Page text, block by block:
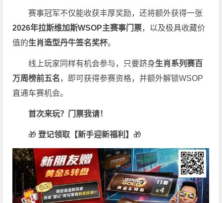
赛事冠军不仅能收获丰厚奖励，还将额外获得一张
2026年拉斯维加斯WSOP主赛事门票，以及极具收藏价
值的生肖造型丹牛签名奖杯。
线上玩家同样有机会参与，只要跻身生肖系列赛百
万周榜前五名，即可获得参赛资格，并额外解锁WSOP
直通车赛机会。
首次来玩？门票我请！
🎁 登记领取【新手迎新福利】 🎁